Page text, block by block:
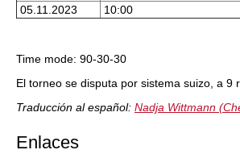
05.11.2023
10:00
Time mode: 90-30-30
El torneo se disputa por sistema suizo, a 9
Traducción al español: Nadja Wittmann
Enlaces